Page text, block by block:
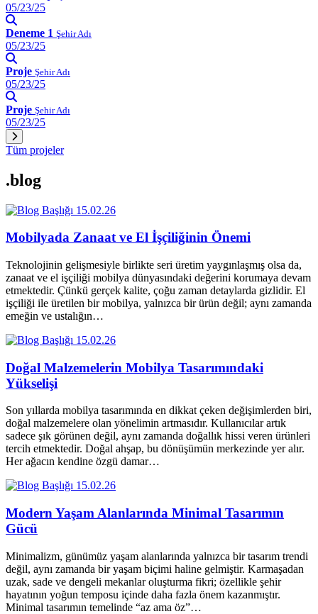
05/23/25
Deneme 1 Şehir Adı
05/23/25
Proje Şehir Adı
05/23/25
Proje Şehir Adı
05/23/25
Tüm projeler
.blog
15.02.26
Mobilyada Zanaat ve El İşçiliğinin Önemi
Teknolojinin gelişmesiyle birlikte seri üretim yaygınlaşmış olsa da,
zanaat ve el işçiliği mobilya dünyasındaki değerini korumaya devam
etmektedir. Çünkü gerçek kalite, çoğu zaman detaylarda gizlidir. El
işçiliği ile üretilen bir mobilya, yalnızca bir ürün değil; aynı zamanda
emeğin ve ustalığın…
15.02.26
Doğal Malzemelerin Mobilya Tasarımındaki
Yükselişi
Son yıllarda mobilya tasarımında en dikkat çeken değişimlerden biri,
doğal malzemelere olan yönelimin artmasıdır. Kullanıcılar artık
sadece şık görünen değil, aynı zamanda doğallık hissi veren ürünleri
tercih etmektedir. Doğal ahşap, bu dönüşümün merkezinde yer alır.
Her ağacın kendine özgü damar…
15.02.26
Modern Yaşam Alanlarında Minimal Tasarımın
Gücü
Minimalizm, günümüz yaşam alanlarında yalnızca bir tasarım trendi
değil, aynı zamanda bir yaşam biçimi haline gelmiştir. Karmaşadan
uzak, sade ve dengeli mekanlar oluşturma fikri; özellikle şehir
hayatının yoğun temposu içinde daha fazla önem kazanmıştır.
Minimal tasarımın temelinde “az ama öz”…